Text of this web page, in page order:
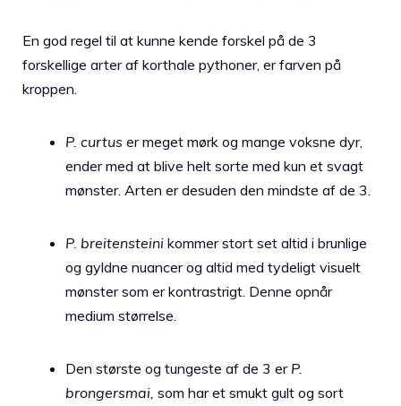
En god regel til at kunne kende forskel på de 3
forskellige arter af korthale pythoner, er farven på
kroppen.
P. curtus er meget mørk og mange voksne dyr,
ender med at blive helt sorte med kun et svagt
mønster. Arten er desuden den mindste af de 3.
P. breitensteini kommer stort set altid i brunlige
og gyldne nuancer og altid med tydeligt visuelt
mønster som er kontrastrigt. Denne opnår
medium størrelse.
Den største og tungeste af de 3 er P.
brongersmai, som har et smukt gult og sort